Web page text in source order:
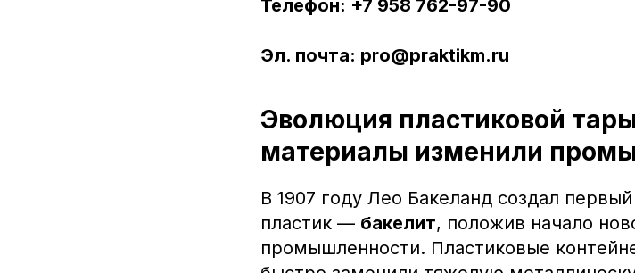
Телефон: +7 958 762-97-90
Эл. почта: pro@praktikm.ru
Эволюция пластиковой
материалы изменили
В 1907 году Лео Бакеланд создал
пластик — бакелит, положив начало
промышленности. Пластиковые